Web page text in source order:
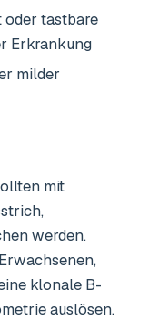
oder tastbare
Erkrankung
milder
mit
werden.
klonale B-
auslösen.